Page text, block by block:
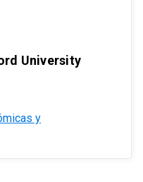
University
y